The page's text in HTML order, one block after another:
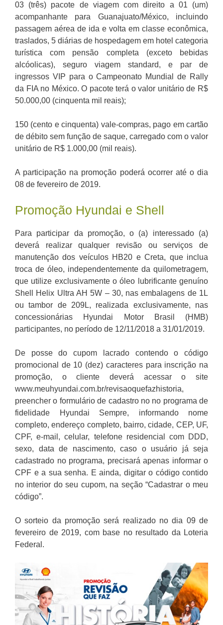
03 (três) pacote de viagem com direito a 01 (um)
acompanhante para Guanajuato/México, incluindo
passagem aérea de ida e volta em classe econômica,
traslados, 5 diárias de hospedagem em hotel categoria
turística com pensão completa (exceto bebidas
alcóolicas), seguro viagem standard, e par de
ingressos VIP para o Campeonato Mundial de Rally
da FIA no México. O pacote terá o valor unitário de R$
50.000,00 (cinquenta mil reais);
150 (cento e cinquenta) vale-compras, pago em cartão
de débito sem função de saque, carregado com o valor
unitário de R$ 1.000,00 (mil reais).
A participação na promoção poderá ocorrer até o dia
08 de fevereiro de 2019.
Promoção Hyundai e Shell
Para participar da promoção, o (a) interessado (a)
deverá realizar qualquer revisão ou serviços de
manutenção dos veículos HB20 e Creta, que inclua
troca de óleo, independentemente da quilometragem,
que utilize exclusivamente o óleo lubrificante genuíno
Shell Helix Ultra AH 5W – 30, nas embalagens de 1L
ou tambor de 209L, realizada exclusivamente, nas
concessionárias Hyundai Motor Brasil (HMB)
participantes, no período de 12/11/2018 a 31/01/2019.
De posse do cupom lacrado contendo o código
promocional de 10 (dez) caracteres para inscrição na
promoção, o cliente deverá acessar o site
www.meuhyundai.com.br/revisaoquefazhistoria,
preencher o formulário de cadastro no no programa de
fidelidade Hyundai Sempre, informando nome
completo, endereço completo, bairro, cidade, CEP, UF,
CPF, e-mail, celular, telefone residencial com DDD,
sexo, data de nascimento, caso o usuário já seja
cadastrado no programa, precisará apenas informar o
CPF e a sua senha. E ainda, digitar o código contido
no interior do seu cupom, na seção “Cadastrar o meu
código”.
O sorteio da promoção será realizado no dia 09 de
fevereiro de 2019, com base no resultado da Loteria
Federal.